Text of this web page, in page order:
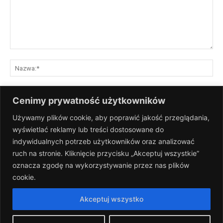
Cenimy prywatność użytkowników
Używamy plików cookie, aby poprawić jakość przeglądania,
wyświetlać reklamy lub treści dostosowane do
indywidualnych potrzeb użytkowników oraz analizować
ruch na stronie. Kliknięcie przycisku „Akceptuj wszystkie”
oznacza zgodę na wykorzystywanie przez nas plików
cookie.
Akceptuj wszystko
Zapisz moje nazwisko, adres e-mail i stronę internetową w tej
przeglądarce na następny raz, gdy skomentuję.